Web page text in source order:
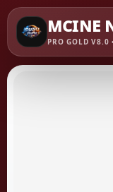
MCINE
PRO GOLD V8.0